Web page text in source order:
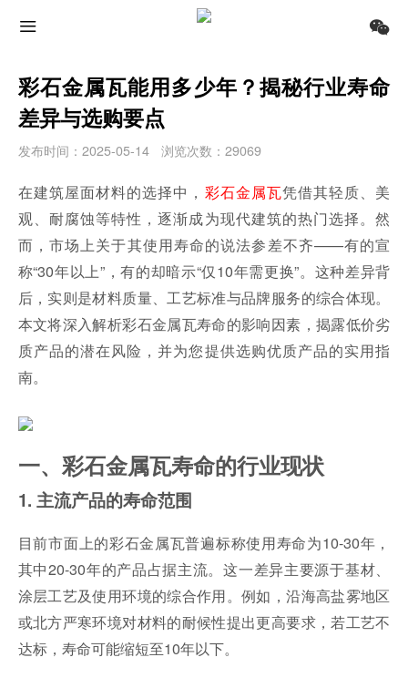
彩石金属瓦能用多少年？揭秘行业寿命
差异与选购要点
发布时间：2025-05-14 浏览次数：29069
在建筑屋面材料的选择中， 彩石金属瓦凭借其轻质、美
观、耐腐蚀等特性，逐渐成为现代建筑的热门选择。然
而，市场上关于其使用寿命的说法参差不齐——有的宣
称“30年以上”，有的却暗示“仅10年需更换”。这种差异背
后，实则是材料质量、工艺标准与品牌服务的综合体现。
本文将深入解析彩石金属瓦寿命的影响因素，揭露低价劣
质产品的潜在风险，并为您提供选购优质产品的实用指
南。
一、彩石金属瓦寿命的行业现状
1. 主流产品的寿命范围
目前市面上的彩石金属瓦普遍标称使用寿命为10-30年，
其中20-30年的产品占据主流。这一差异主要源于基材、
涂层工艺及使用环境的综合作用。例如，沿海高盐雾地区
或北方严寒环境对材料的耐候性提出更高要求，若工艺不
达标，寿命可能缩短至10年以下。